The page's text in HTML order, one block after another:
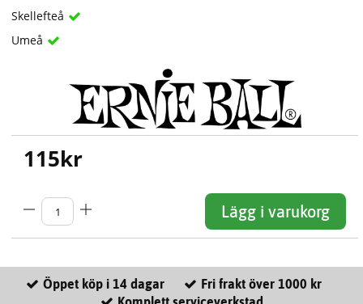
Skellefteå
Umeå
115kr
Lägg i varukorg
Öppet köp i 14 dagar
Fri frakt över 1000 kr